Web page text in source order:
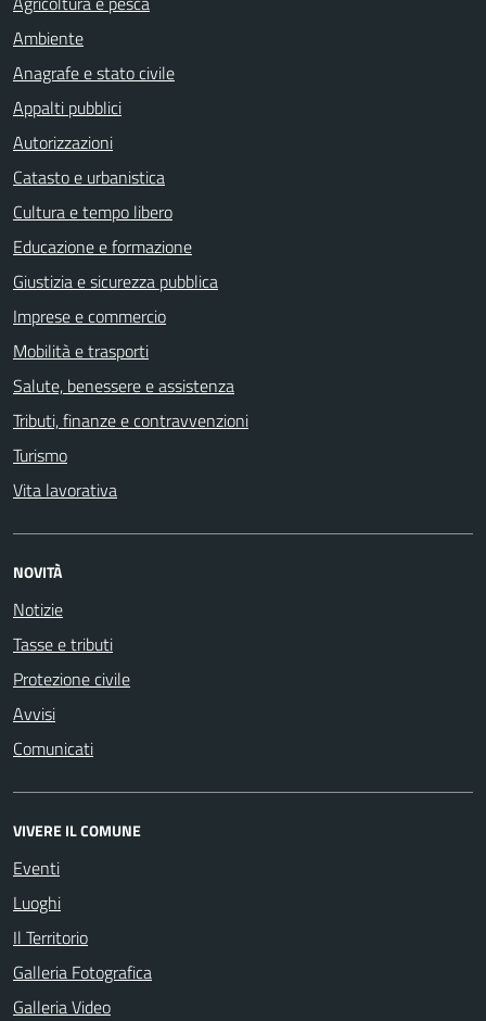
Ambiente
Anagrafe e stato civile
Appalti pubblici
Autorizzazioni
Catasto e urbanistica
Cultura e tempo libero
Educazione e formazione
Giustizia e sicurezza pubblica
Imprese e commercio
Mobilità e trasporti
Salute, benessere e assistenza
Tributi, finanze e contravvenzioni
Turismo
Vita lavorativa
NOVITÀ
Notizie
Tasse e tributi
Protezione civile
Avvisi
Comunicati
VIVERE IL COMUNE
Eventi
Luoghi
Il Territorio
Galleria Fotografica
Galleria Video